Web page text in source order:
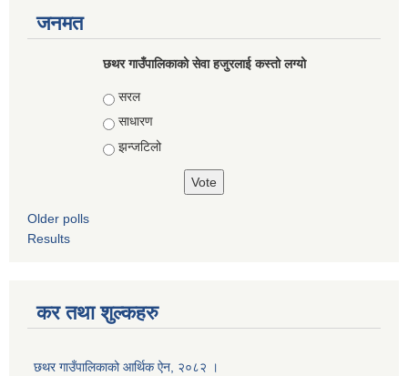
जनमत
छथर गाउँपालिकाको सेवा हजुरलाई कस्तो लग्यो
Choices
सरल
साधारण
झन्जटिलो
Older polls
Results
कर तथा शुल्कहरु
छथर गाउँपालिकाको आर्थिक ऐन, २०८२ ।